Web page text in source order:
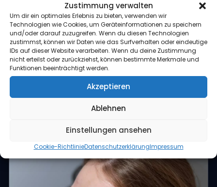
Zustimmung verwalten
Um dir ein optimales Erlebnis zu bieten, verwenden wir
Technologien wie Cookies, um Geräteinformationen zu speichern
und/oder darauf zuzugreifen. Wenn du diesen Technologien
zustimmst, können wir Daten wie das Surfverhalten oder eindeutige
IDs auf dieser Website verarbeiten. Wenn du deine Zustimmung
nicht erteilst oder zurückziehst, können bestimmte Merkmale und
Funktionen beeinträchtigt werden.
Akzeptieren
Ablehnen
Einstellungen ansehen
Cookie-RichtlinieDatenschutzerklärungImpressum
3
Sehr kurze Anwendungsdauer pro Bereich,
individuell angepasst und unter Aufsicht –
besonders geeignet bei lokalen Beschwerden und
Überlastungen.